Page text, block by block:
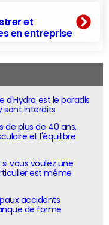
et
en entreprise
d'Hydra est le paradis
sont interdits
de plus de 40 ans,
et l'équilibre
vous voulez une
est même
accidents
de forme